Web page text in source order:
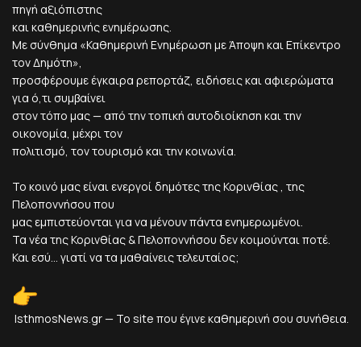
πηγή αξιόπιστης
και καθημερινής ενημέρωσης.
Με σύνθημα «Καθημερινή Ενημέρωση με Άποψη και Επίκεντρο
τον Δημότη»,
προσφέρουμε έγκαιρα ρεπορτάζ, ειδήσεις και αφιερώματα
για ό,τι συμβαίνει
στον τόπο μας — από την τοπική αυτοδιοίκηση και την
οικονομία, μέχρι τον
πολιτισμό, τον τουρισμό και την κοινωνία.
Το κοινό μας είναι ενεργοί δημότες της Κορινθίας , της
Πελοποννήσου που
μας εμπιστεύονται για να μένουν πάντα ενημερωμένοι.
Τα νέα της Κορινθίας & Πελοποννήσου δεν κοιμούνται ποτέ.
Και εσύ... γιατί να τα μαθαίνεις τελευταίος;
IsthmosNews.gr — Το site που έγινε καθημερινή σου συνήθεια.